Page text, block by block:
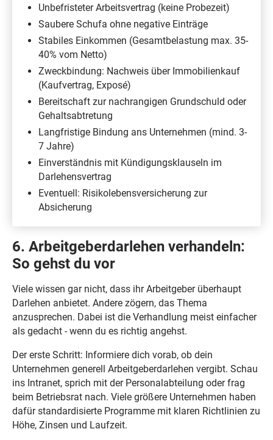
Unbefristeter Arbeitsvertrag (keine Probezeit)
Saubere Schufa ohne negative Einträge
Stabiles Einkommen (Gesamtbelastung max. 35-
40% vom Netto)
Zweckbindung: Nachweis über Immobilienkauf
(Kaufvertrag, Exposé)
Bereitschaft zur nachrangigen Grundschuld oder
Gehaltsabtretung
Langfristige Bindung ans Unternehmen (mind. 3-
7 Jahre)
Einverständnis mit Kündigungsklauseln im
Darlehensvertrag
Eventuell: Risikolebensversicherung zur
Absicherung
6. Arbeitgeberdarlehen verhandeln:
So gehst du vor
Viele wissen gar nicht, dass ihr Arbeitgeber überhaupt
Darlehen anbietet. Andere zögern, das Thema
anzusprechen. Dabei ist die Verhandlung meist einfacher
als gedacht - wenn du es richtig angehst.
Der erste Schritt: Informiere dich vorab, ob dein
Unternehmen generell Arbeitgeberdarlehen vergibt. Schau
ins Intranet, sprich mit der Personalabteilung oder frag
beim Betriebsrat nach. Viele größere Unternehmen haben
dafür standardisierte Programme mit klaren Richtlinien zu
Höhe, Zinsen und Laufzeit.